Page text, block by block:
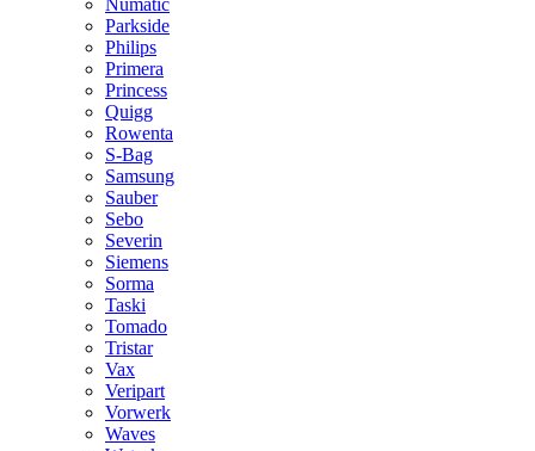
Numatic
Parkside
Philips
Primera
Princess
Quigg
Rowenta
S-Bag
Samsung
Sauber
Sebo
Severin
Siemens
Sorma
Taski
Tomado
Tristar
Vax
Veripart
Vorwerk
Waves